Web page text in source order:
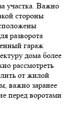
участка. Важно
стороны
разворота
гараж
дома более
рассмотреть
от жилой
важно заранее
перед воротами